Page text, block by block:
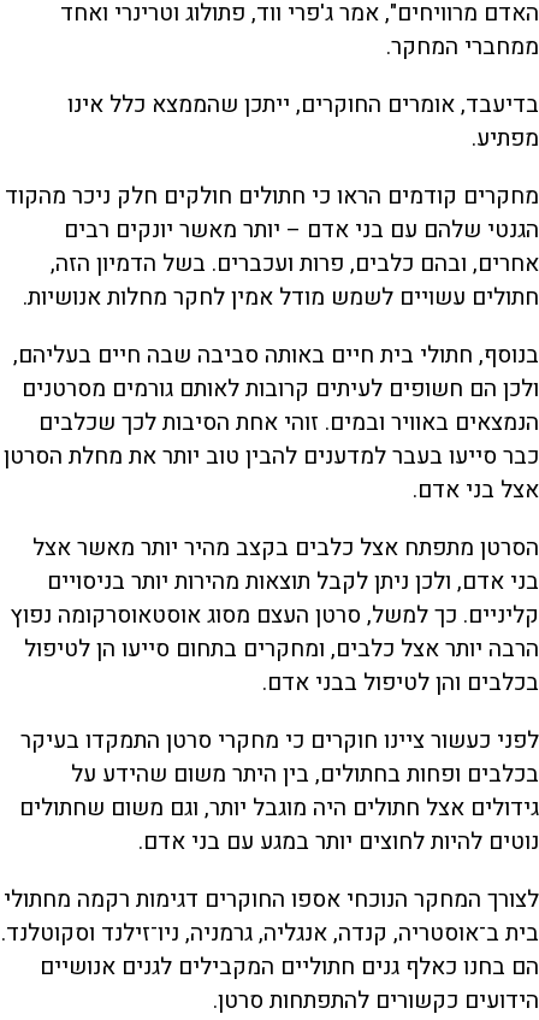
האדם מרוויחים", אמר ג'פרי ווד, פתולוג וטרינרי ואחד
ממחברי המחקר.
בדיעבד, אומרים החוקרים, ייתכן שהממצא כלל אינו
מפתיע.
מחקרים קודמים הראו כי חתולים חולקים חלק ניכר מהקוד
הגנטי שלהם עם בני אדם – יותר מאשר יונקים רבים
אחרים, ובהם כלבים, פרות ועכברים. בשל הדמיון הזה,
חתולים עשויים לשמש מודל אמין לחקר מחלות אנושיות.
בנוסף, חתולי בית חיים באותה סביבה שבה חיים בעליהם,
ולכן הם חשופים לעיתים קרובות לאותם גורמים מסרטנים
הנמצאים באוויר ובמים. זוהי אחת הסיבות לכך שכלבים
כבר סייעו בעבר למדענים להבין טוב יותר את מחלת הסרטן
אצל בני אדם.
הסרטן מתפתח אצל כלבים בקצב מהיר יותר מאשר אצל
בני אדם, ולכן ניתן לקבל תוצאות מהירות יותר בניסויים
קליניים. כך למשל, סרטן העצם מסוג אוסטאוסרקומה נפוץ
הרבה יותר אצל כלבים, ומחקרים בתחום סייעו הן לטיפול
בכלבים והן לטיפול בבני אדם.
לפני כעשור ציינו חוקרים כי מחקרי סרטן התמקדו בעיקר
בכלבים ופחות בחתולים, בין היתר משום שהידע על
גידולים אצל חתולים היה מוגבל יותר, וגם משום שחתולים
נוטים להיות לחוצים יותר במגע עם בני אדם.
לצורך המחקר הנוכחי אספו החוקרים דגימות רקמה מחתולי
בית ב־אוסטריה, קנדה, אנגליה, גרמניה, ניו־זילנד וסקוטלנד.
הם בחנו כאלף גנים חתוליים המקבילים לגנים אנושיים
הידועים כקשורים להתפתחות סרטן.